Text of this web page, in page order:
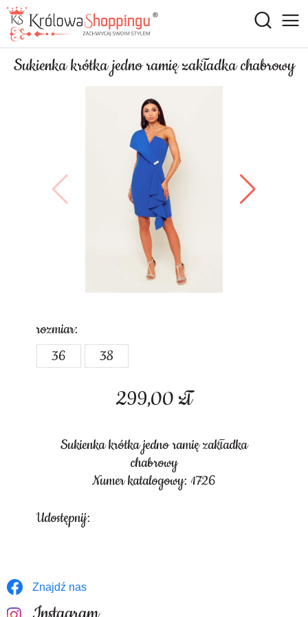
Sukienka krótka jedno ramię zakładka chabrowy
299,00 zł
rozmiar:
36
38
Sukienka krótka jedno ramię zakładka
chabrowy
Numer katalogowy: 1726
Udostępnij:
Znajdź nas